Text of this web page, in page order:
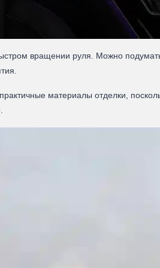
вращении руля. Можно
материалы отделки,